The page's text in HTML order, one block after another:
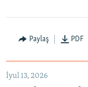
Paylaş PDF
İyul 13, 2026